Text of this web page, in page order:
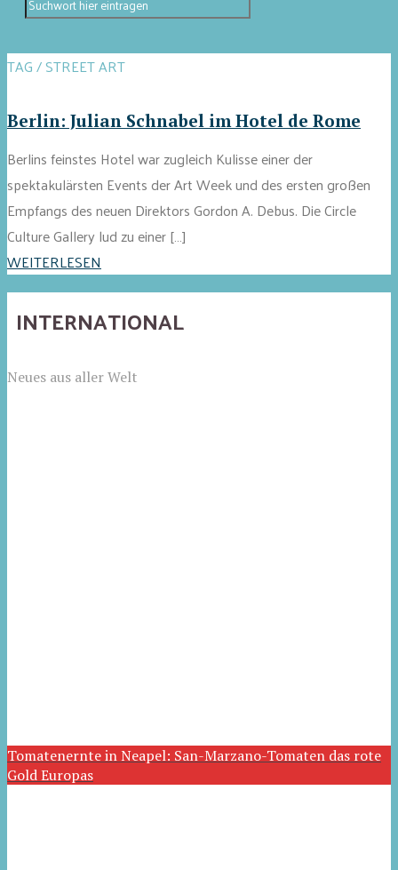
TAG / STREET ART
Berlin: Julian Schnabel im Hotel de Rome
Berlins feinstes Hotel war zugleich Kulisse einer der
spektakulärsten Events der Art Week und des ersten großen
Empfangs des neuen Direktors Gordon A. Debus. Die Circle
Culture Gallery lud zu einer […]
WEITERLESEN
INTERNATIONAL
Neues aus aller Welt
Tomatenernte in Neapel: San-Marzano-Tomaten das rote
Gold Europas